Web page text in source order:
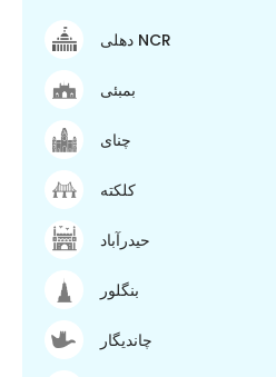
دهلی NCR
بمبئی
چنای
کلکته
حیدرآباد
بنگلور
چاندیگار